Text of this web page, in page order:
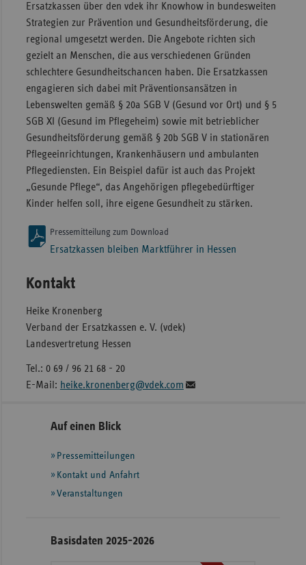
Ersatzkassen über den vdek ihr Knowhow in bundesweiten
Strategien zur Prävention und Gesundheitsförderung, die
regional umgesetzt werden. Die Angebote richten sich
gezielt an Menschen, die aus verschiedenen Gründen
schlechtere Gesundheitschancen haben. Die Ersatzkassen
engagieren sich dabei mit Präventionsansätzen in
Lebenswelten gemäß § 20a SGB V (Gesund vor Ort) und § 5
SGB XI (Gesund im Pflegeheim) sowie mit betrieblicher
Gesundheitsförderung gemäß § 20b SGB V in stationären
Pflegeeinrichtungen, Krankenhäusern und ambulanten
Pflegediensten. Ein Beispiel dafür ist auch das Projekt
„Gesunde Pflege“, das Angehörigen pflegebedürftiger
Kinder helfen soll, ihre eigene Gesundheit zu stärken.
Pressemitteilung zum Download
Ersatzkassen bleiben Marktführer in Hessen
Kontakt
Heike Kronenberg
Verband der Ersatzkassen e. V. (vdek)
Landesvertretung Hessen
Tel.: 0 69 / 96 21 68 - 20
E-Mail: heike.kronenberg@vdek.com
Seitennavigation
Seitenleiste
weiteren
Informationen
Auf einen Blick
Pressemitteilungen
Kontakt und Anfahrt
Veranstaltungen
Basisdaten 2025-2026